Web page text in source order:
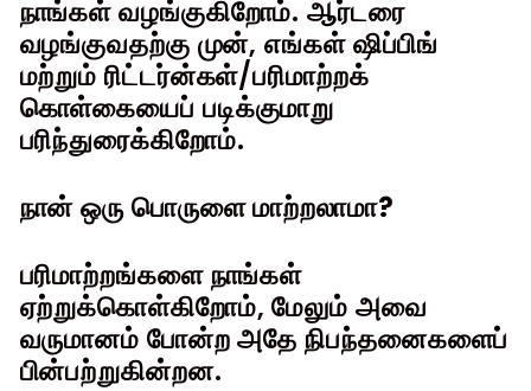
நாங்கள் வழங்குகிறோம். ஆர்டரை
வழங்குவதற்கு முன், எங்கள் ஷிப்பிங்
மற்றும் ரிட்டர்ன்கள்/பரிமாற்றக்
கொள்கையைப் படிக்குமாறு
பரிந்துரைக்கிறோம்.
நான் ஒரு பொருளை மாற்றலாமா?
பரிமாற்றங்களை நாங்கள்
ஏற்றுக்கொள்கிறோம், மேலும் அவை
வருமானம் போன்ற அதே நிபந்தனைகளைப்
பின்பற்றுகின்றன.